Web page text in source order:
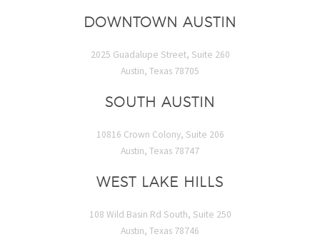
DOWNTOWN AUSTIN
2025 Guadalupe Street, Suite 260
Austin, Texas 78705
SOUTH AUSTIN
10816 Crown Colony, Suite 206
Austin, Texas 78747
WEST LAKE HILLS
108 Wild Basin Rd South, Suite 250
Austin, Texas 78746